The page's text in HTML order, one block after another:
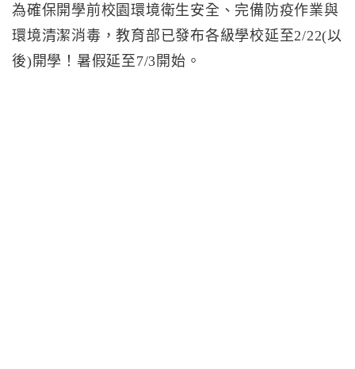
為確保開學前校園環境衛生安全、完備防疫作業與
環境清潔消毒，教育部已發布各級學校延至2/22(以
後)開學！暑假延至7/3開始。